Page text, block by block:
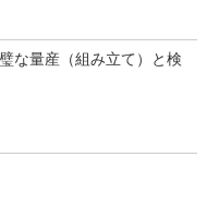
な量産（組み立て）と検